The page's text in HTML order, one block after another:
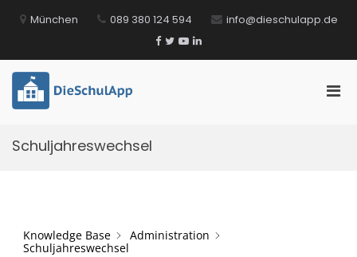
Inhalt München 089 380 124 594 info@dieschulapp.de
Facebook
TwitterYouTube
LinkedIn
Schuljahreswechsel
Knowledge Base
Administration
Schuljahreswechsel